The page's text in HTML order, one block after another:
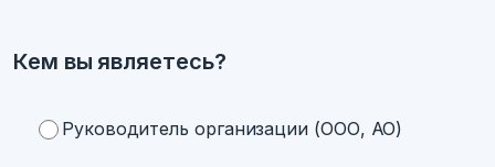
Кем вы являетесь?
Руководитель организации (ООО, АО)